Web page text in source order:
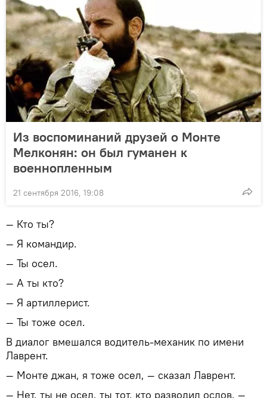
Из воспоминаний друзей о Монте
Мелконян: он был гуманен к
военнопленным
21 сентября 2016, 19:08
— Кто ты?
— Я командир.
— Ты осел.
— А ты кто?
— Я артиллерист.
— Ты тоже осел.
В диалог вмешался водитель-механик по имени
Лаврент.
— Монте джан, я тоже осел, — сказал Лаврент.
— Нет, ты не осел, ты тот, кто разводил ослов, —